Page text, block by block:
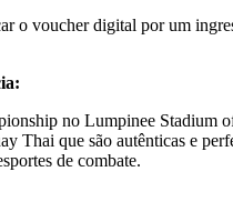
o voucher digital por um
no Lumpinee Stadium
Thai que são autênticas e
de combate.